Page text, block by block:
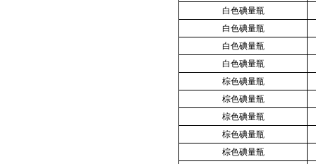
白色碘量瓶
白色碘量瓶
白色碘量瓶
白色碘量瓶
棕色碘量瓶
棕色碘量瓶
棕色碘量瓶
棕色碘量瓶
棕色碘量瓶